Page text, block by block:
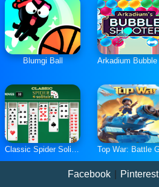
Blumgi Ball
Classic Spider Solitaire
Facebook Pinterest